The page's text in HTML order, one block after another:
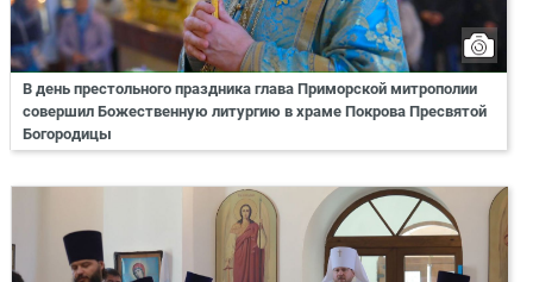
В день престольного праздника глава Приморской митрополии
совершил Божественную литургию в храме Покрова Пресвятой
Богородицы